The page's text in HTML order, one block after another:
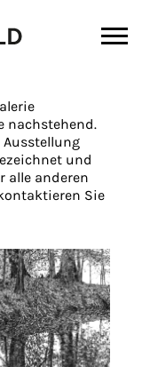
nachstehend.
und
alle anderen
Sie